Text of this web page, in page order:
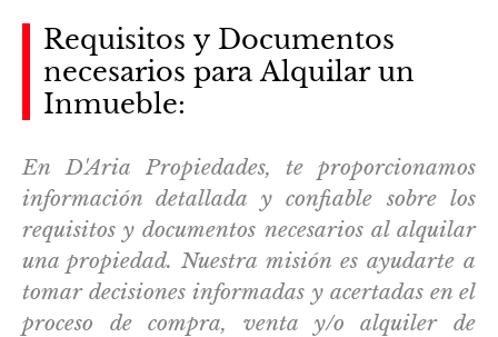
Requisitos y Documentos
necesarios para Alquilar un
Inmueble:
En D'Aria Propiedades, te proporcionamos
información detallada y confiable sobre los
requisitos y documentos necesarios al alquilar
una propiedad. Nuestra misión es ayudarte a
tomar decisiones informadas y acertadas en el
proceso de compra, venta y/o alquiler de